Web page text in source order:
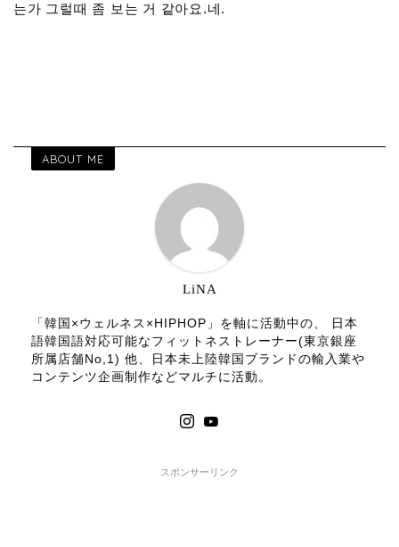
는가 그럴때 좀 보는 거 같아요.네.
ABOUT ME
LiNA
「韓国×ウェルネス×HIPHOP」を軸に活動中の、 日本
語韓国語対応可能なフィットネストレーナー(東京銀座
所属店舗No,1) 他、日本未上陸韓国ブランドの輸入業や
コンテンツ企画制作などマルチに活動。
スポンサーリンク